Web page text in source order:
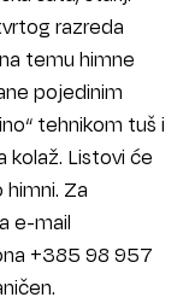
razreda
temu himne
pojedinim
tehnikom tuš i
kolaž. Listovi će
Za
e-mail
+385 98 957